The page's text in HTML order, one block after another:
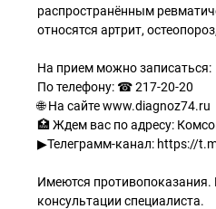
распространённым
относятся артрит,
На прием можно записаться:
По телефону: ☎ 217-20-20
🌐 На сайте www.diagnoz74.ru
🏥 Ждем вас по адресу:
▶Телеграмм-канал: https://
Имеются противопоказания.
консультации специалиста.